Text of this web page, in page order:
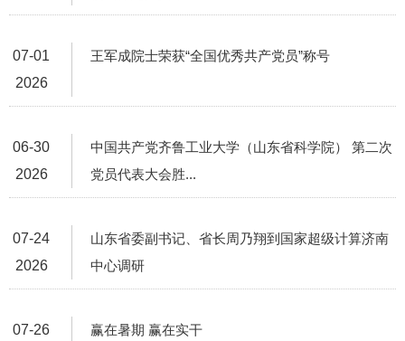
07-01
2026
王军成院士荣获“全国优秀共产党员”称号
06-30
2026
中国共产党齐鲁工业大学（山东省科学院） 第二次
党员代表大会胜...
07-24
2026
山东省委副书记、省长周乃翔到国家超级计算济南
中心调研
07-26
赢在暑期 赢在实干